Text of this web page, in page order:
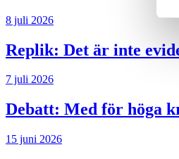
8 juli 2026
Replik: Det är inte
7 juli 2026
Debatt: Med för höga
15 juni 2026